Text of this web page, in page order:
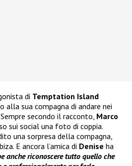
di Temptation Island
sua compagna di andare nei
secondo il racconto, Marco
sui social una foto di coppia.
una sorpresa della compagna,
E ancora l’amica di Denise ha
anche riconoscere tutto quello che